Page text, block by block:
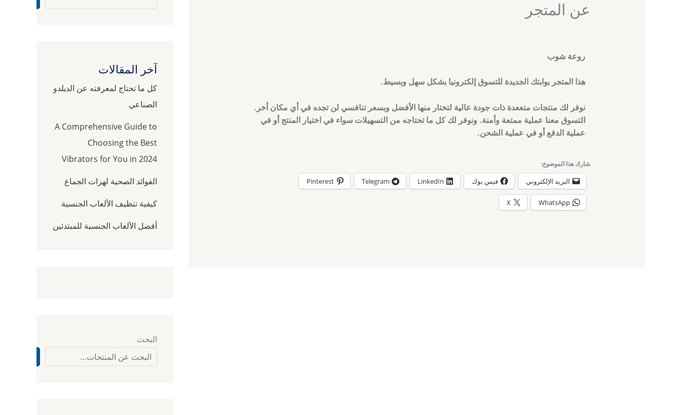
عن المتجر
روعة شوب
هذا المتجر بوابتك الجديدة للتسوق إلكترونيا بشكل سهل وبسيط.
نوفر لك منتجات متععدة ذات جودة عالية لتختار منها الأفضل وبسعر تنافسي لن تجده في أي مكان أخر.
التسوق معنا عملية ممتعة وأمنة. ونوفر لك كل ما تحتاجه من التسهيلات سواء في اختيار المنتج أو في
عملية الدفع أو في عملية الشحن.
شارك هذا الموضوع:
البريد الإلكتروني فيس بوك LinkedIn
Telegram
Pinterest
WhatsApp
X
آخر المقالات
كل ما تحتاج لمعرفته عن الديلدو
الصناعي
A Comprehensive Guide to
Choosing the Best
Vibrators for You in 2024
الفوائد الصحية لهزات الجماع
كيفية تنظيف الألعاب الجنسية
أفضل الألعاب الجنسية للمبتدئين
البحث